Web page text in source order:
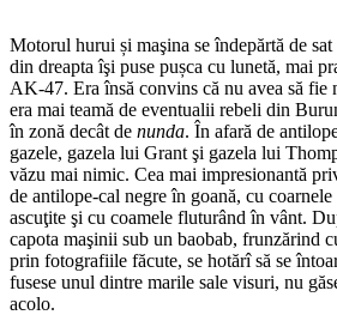
Motorul hurui și maşina se îndepărtă de
din dreapta îşi puse pușca cu lunetă, mai
AK-47. Era însă convins că nu avea să fie
era mai teamă de eventualii rebeli din
în zonă decât de nunda. În afară de
gazele, gazela lui Grant şi gazela lui
văzu mai nimic. Cea mai impresionantă
de antilope-cal negre în goană, cu
ascuţite şi cu coamele fluturând în vânt.
capota maşinii sub un baobab, frunzărind
prin fotografiile făcute, se hotărî să se
fusese unul dintre marile sale visuri, nu
acolo.